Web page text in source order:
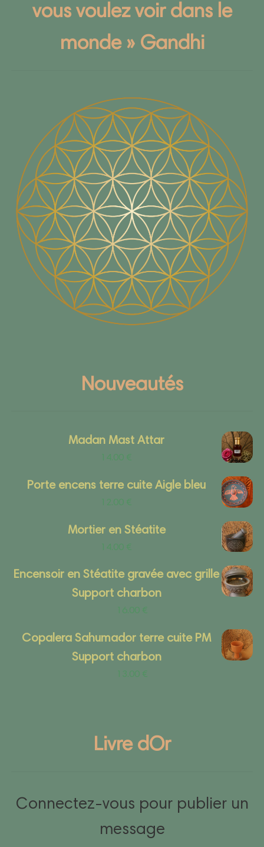
vous voulez voir dans le
monde » Gandhi
Nouveautés
Madan Mast Attar
14.00 €
Porte encens terre cuite Aigle bleu
12.00 €
Mortier en Stéatite
14.00 €
Encensoir en Stéatite gravée avec grille
Support charbon
16.00 €
Copalera Sahumador terre cuite PM
Support charbon
13.00 €
Livre dOr
Connectez-vous pour publier un
message